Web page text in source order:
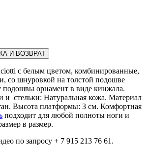
И ВОЗВРАТ
с белым цветом, комбинированные,
со шнуровкой на толстой подошве
подошвы орнамент в виде кинжала.
и стельки: Натуральная кожа. Материал
Высота платформы: 3 см. Комфортная
подходит для любой полноты ноги и
в размер.
по запросу + 7 915 213 76 61.